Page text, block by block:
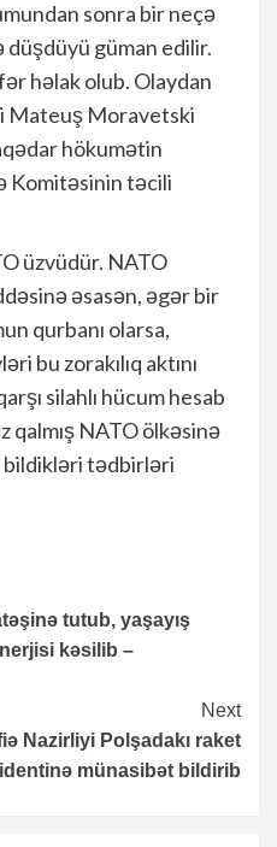
sonra bir neçə
düşdüyü güman edilir.
həlak olub. Olaydan
Mateuş Moravetski
hökumətin
Komitəsinin təcili
üzvüdür. NATO
əsasən, əgər bir
qurbanı olarsa,
bu zorakılıq aktını
silahlı hücum hesab
qalmış NATO ölkəsinə
bildikləri tədbirləri
tutub, yaşayış
kəsilib –
Next
Nazirliyi Polşadakı raket
münasibət bildirib